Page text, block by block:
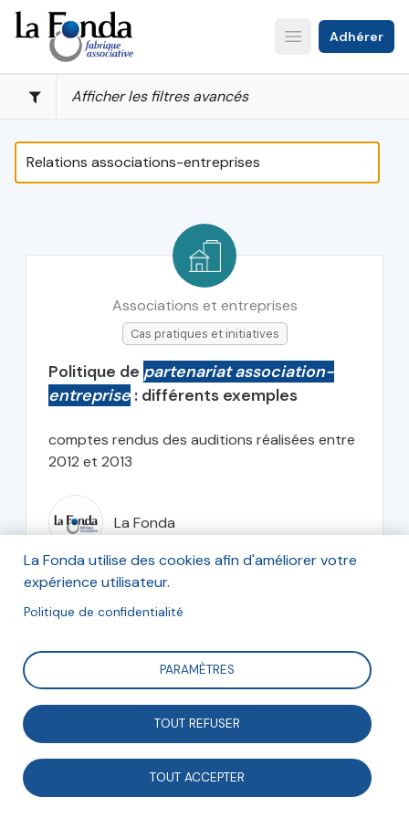
Aller
au
contenu
principal
Open main menu
Adhérer
Afficher les filtres avancés
Associations et entreprises
Cas pratiques et initiatives
Politique de partenariat association-
entreprise : différents exemples
comptes rendus des auditions réalisées entre
2012 et 2013
La Fonda
juin 2013
Analyses et recherches
La Fonda utilise des cookies afin d'améliorer votre
expérience utilisateur.
Politique de confidentialité
PARAMÈTRES
TOUT REFUSER
TOUT ACCEPTER